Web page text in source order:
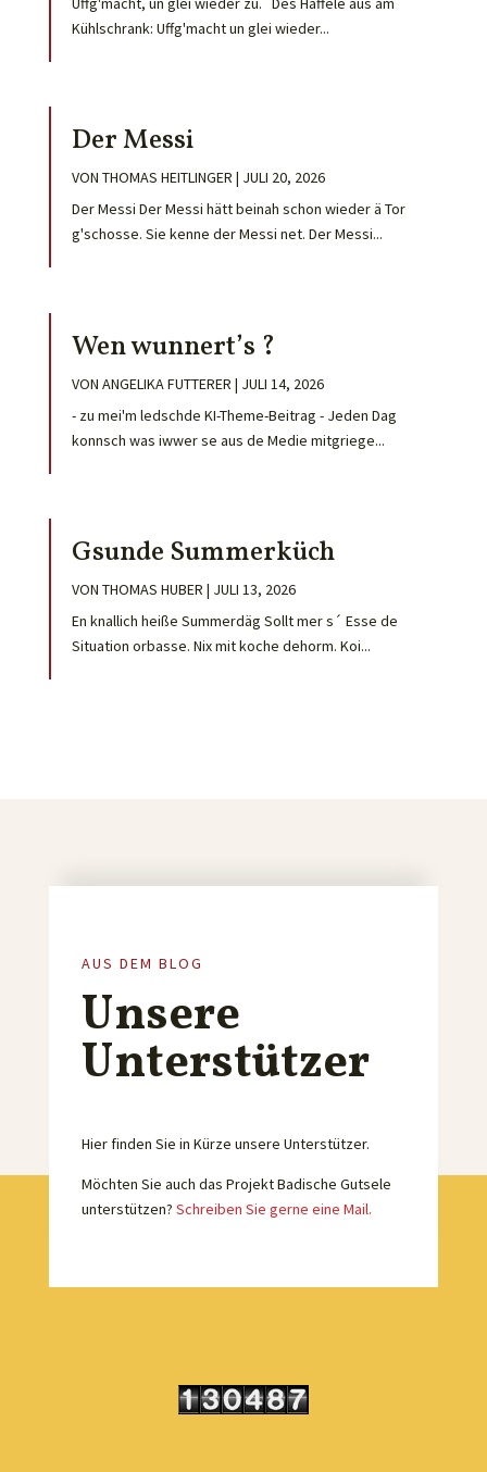
Kühlschrank: Uffg'macht un glei wieder...
Der Messi
VON THOMAS HEITLINGER | JULI 20, 2026
Der Messi Der Messi hätt beinah schon wieder ä Tor
g'schosse. Sie kenne der Messi net. Der Messi...
Wen wunnert’s ?
VON ANGELIKA FUTTERER | JULI 14, 2026
- zu mei'm ledschde KI-Theme-Beitrag - Jeden Dag
konnsch was iwwer se aus de Medie mitgriege...
Gsunde Summerküch
VON THOMAS HUBER | JULI 13, 2026
En knallich heiße Summerdäg Sollt mer s´ Esse de
Situation orbasse. Nix mit koche dehorm. Koi...
AUS DEM BLOG
Unsere
Unterstützer
Hier finden Sie in Kürze unsere Unterstützer.
Möchten Sie auch das Projekt Badische Gutsele
unterstützen? Schreiben Sie gerne eine Mail.